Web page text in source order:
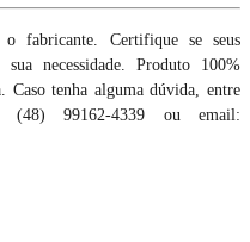
fabricante. Certifique se seus
sua necessidade. Produto 100%
tenha alguma dúvida, entre
(48) 99162-4339 ou email: